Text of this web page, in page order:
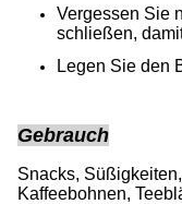
Vergessen Sie
schließen,
Legen Sie den
Gebrauch
Snacks,
Kaffeebohnen,